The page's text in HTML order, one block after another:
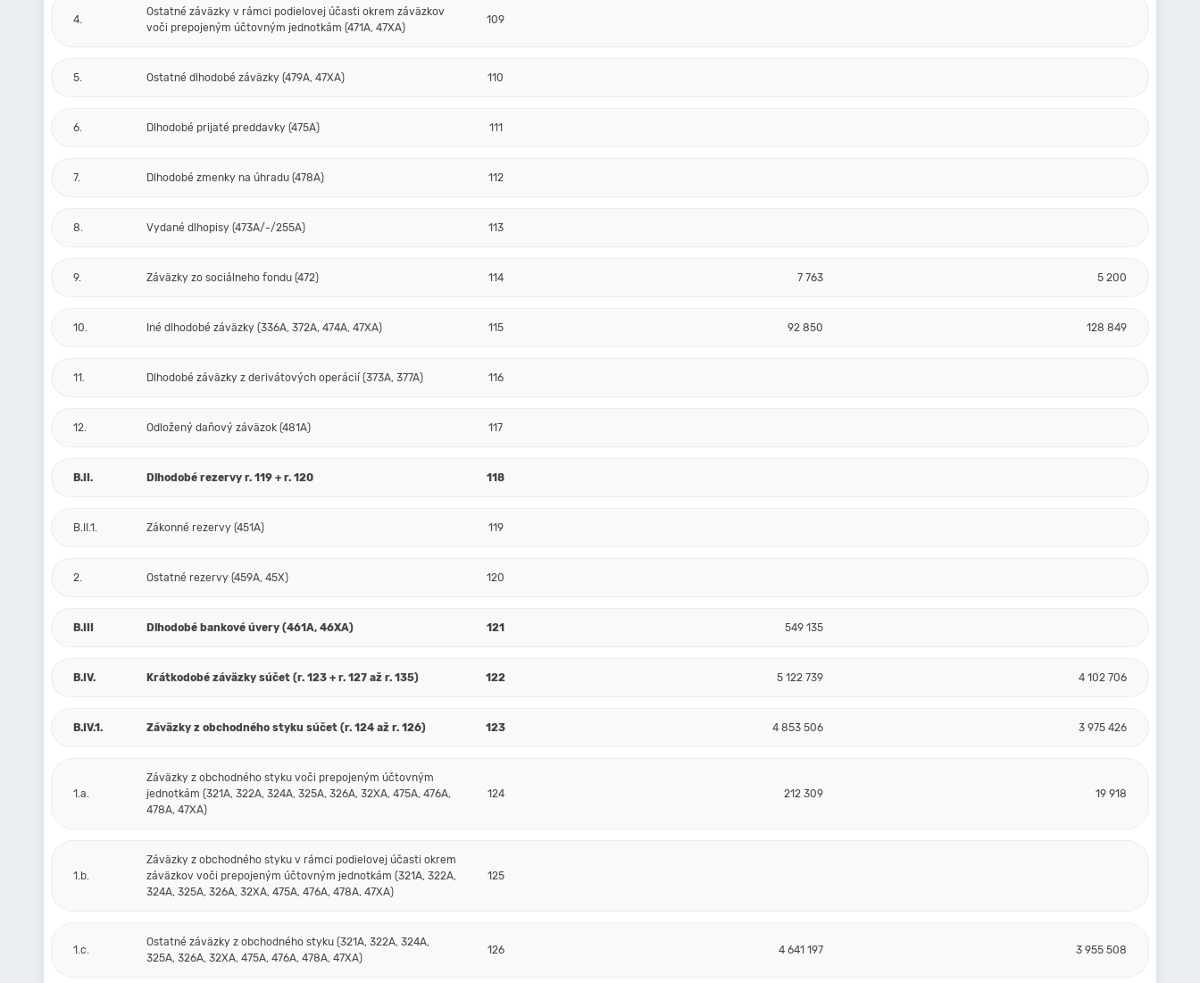
4.
Ostatné záväzky v rámci podielovej účasti okrem záväzkov
voči prepojeným účtovným jednotkám (471A, 47XA)
109
5. Ostatné dlhodobé záväzky (479A, 47XA) 110
6. Dlhodobé prijaté preddavky (475A) 111
7. Dlhodobé zmenky na úhradu (478A) 112
8. Vydané dlhopisy (473A/-/255A) 113
9. Záväzky zo sociálneho fondu (472) 114 7 763 5 200
10. Iné dlhodobé záväzky (336A, 372A, 474A, 47XA) 115 92 850 128 849
11. Dlhodobé záväzky z derivátových operácií (373A, 377A) 116
12. Odložený daňový záväzok (481A) 117
B.II. Dlhodobé rezervy r. 119 + r. 120 118
B.II.1. Zákonné rezervy (451A) 119
2. Ostatné rezervy (459A, 45X) 120
B.III Dlhodobé bankové úvery (461A, 46XA) 121 549 135
B.IV. Krátkodobé záväzky súčet (r. 123 + r. 127 až r. 135) 122 5 122 739 4 102 706
B.IV.1. Záväzky z obchodného styku súčet (r. 124 až r. 126) 123 4 853 506 3 975 426
1.a.
Záväzky z obchodného styku voči prepojeným účtovným
jednotkám (321A, 322A, 324A, 325A, 326A, 32XA, 475A, 476A,
478A, 47XA)
124 212 309 19 918
1.b.
Záväzky z obchodného styku v rámci podielovej účasti okrem
záväzkov voči prepojeným účtovným jednotkám (321A, 322A,
324A, 325A, 326A, 32XA, 475A, 476A, 478A, 47XA)
125
1.c.
Ostatné záväzky z obchodného styku (321A, 322A, 324A,
325A, 326A, 32XA, 475A, 476A, 478A, 47XA)
126 4 641 197 3 955 508